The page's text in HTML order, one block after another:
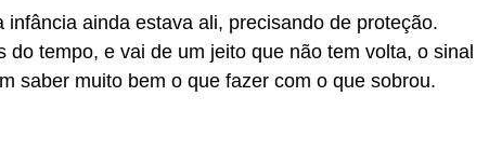
ainda estava ali, precisando de proteção.
tempo, e vai de um jeito que não tem volta, o sinal
saber muito bem o que fazer com o que sobrou.